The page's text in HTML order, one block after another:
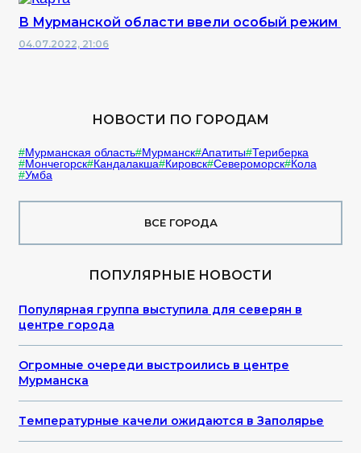
В Мурманской области ввели особый режим
04.07.2022, 21:06
НОВОСТИ ПО ГОРОДАМ
Мурманская область Мурманск Апатиты Териберка
Мончегорск Кандалакша Кировск Североморск Кола
Умба
ВСЕ ГОРОДА
ПОПУЛЯРНЫЕ НОВОСТИ
Популярная группа выступила для северян в
центре города
Огромные очереди выстроились в центре
Мурманска
Температурные качели ожидаются в Заполярье